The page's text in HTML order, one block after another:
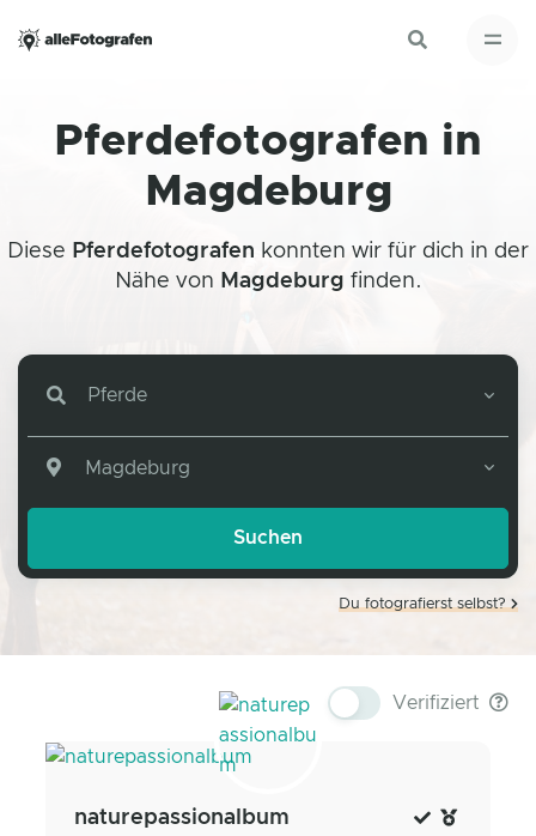
Pferdefotografen in
Magdeburg
Diese Pferdefotografen konnten wir für dich in der
Nähe von Magdeburg finden.
Pferde
Magdeburg
Du fotografierst selbst?
Verifiziert
naturepassionalbum